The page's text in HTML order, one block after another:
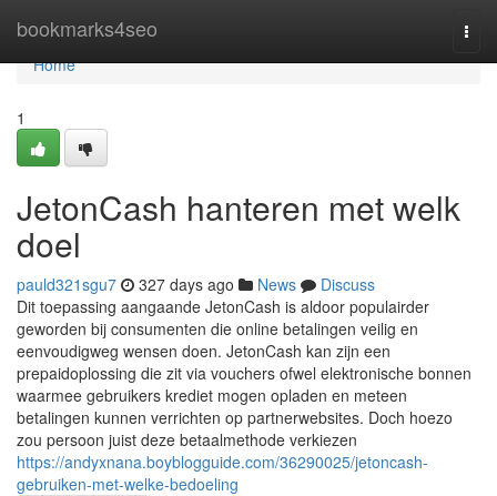
bookmarks4seo
Home
Home
1
JetonCash hanteren met welk
doel
pauld321sgu7 327 days ago News
Discuss
Dit toepassing aangaande JetonCash is aldoor populairder
geworden bij consumenten die online betalingen veilig en
eenvoudigweg wensen doen. JetonCash kan zijn een
prepaidoplossing die zit via vouchers ofwel elektronische bonnen
waarmee gebruikers krediet mogen opladen en meteen
betalingen kunnen verrichten op partnerwebsites. Doch hoezo
zou persoon juist deze betaalmethode verkiezen
https://andyxnana.boyblogguide.com/36290025/jetoncash-
gebruiken-met-welke-bedoeling